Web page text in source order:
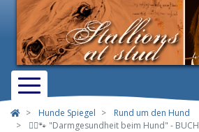
Hunde Spiegel
Rund um den Hund
👩‍⚕️🐾 "Darmgesundheit beim Hund" -